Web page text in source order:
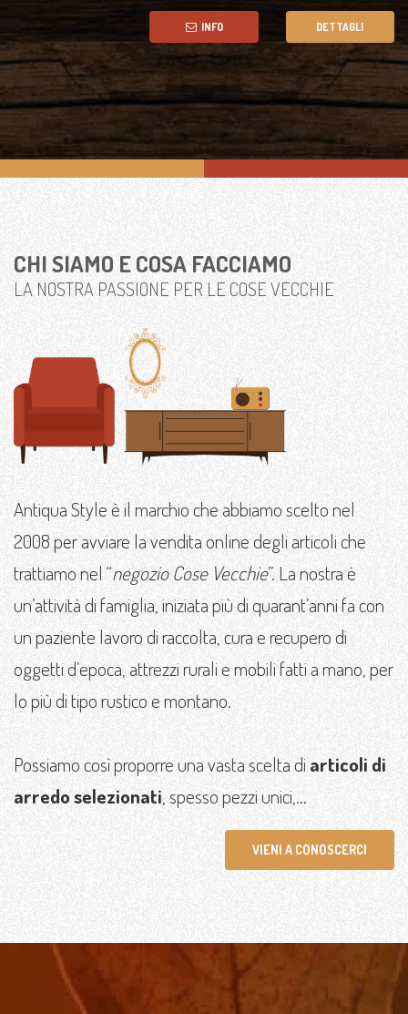
INFO DETTAGLI
CHI SIAMO E COSA FACCIAMO
LA NOSTRA PASSIONE PER LE COSE VECCHIE
Antiqua Style è il marchio che abbiamo scelto nel
2008 per avviare la vendita online degli articoli che
trattiamo nel “negozio Cose Vecchie”. La nostra è
un’attività di famiglia, iniziata più di quarant’anni fa con
un paziente lavoro di raccolta, cura e recupero di
oggetti d’epoca, attrezzi rurali e mobili fatti a mano, per
lo più di tipo rustico e montano.
Possiamo così proporre una vasta scelta di articoli di
arredo selezionati , spesso pezzi unici,...
VIENI A CONOSCERCI